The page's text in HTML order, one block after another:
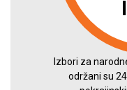
Izbori za
održani su